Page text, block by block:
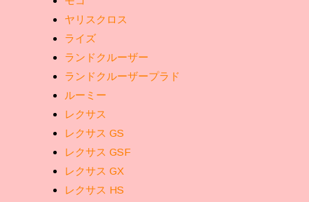
ヤリスクロス
ライズ
ランドクルーザー
ランドクルーザープラド
ルーミー
レクサス
レクサス GS
レクサス GSF
レクサス GX
レクサス HS